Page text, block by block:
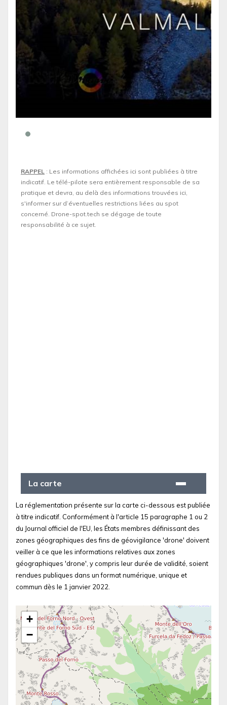
RAPPEL : Les informations affichées ici sont publiées à titre
indicatif. Le télé-pilote sera entièrement responsable de sa
pratique et devra, au delà des informations trouvées ici,
s'informer sur d’éventuelles restrictions liées au spot
concerné. Drone-spot.tech se dégage de toute
responsabilité à ce sujet.
La carte
La réglementation présente sur la carte ci-dessous est publiée
à titre indicatif. Conformément à l'article 15 paragraphe 1 ou 2
du Journal officiel de l'EU, les États membres définissant des
zones géographiques des fins de géovigilance 'drone' doivent
veiller à ce que les informations relatives aux zones
géographiques 'drone', y compris leur durée de validité, soient
rendues publiques dans un format numérique, unique et
commun dès le 1 janvier 2022.